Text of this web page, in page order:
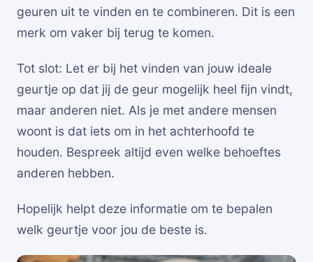
geuren uit te vinden en te combineren. Dit is een
merk om vaker bij terug te komen.
Tot slot: Let er bij het vinden van jouw ideale
geurtje op dat jij de geur mogelijk heel fijn vindt,
maar anderen niet. Als je met andere mensen
woont is dat iets om in het achterhoofd te
houden. Bespreek altijd even welke behoeftes
anderen hebben.
Hopelijk helpt deze informatie om te bepalen
welk geurtje voor jou de beste is.